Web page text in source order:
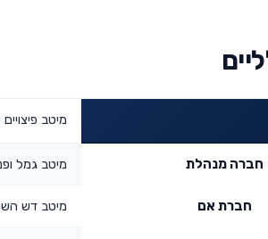
מיטב
חברה מנהלת מיטב גמל
חברת אם מיטב דש